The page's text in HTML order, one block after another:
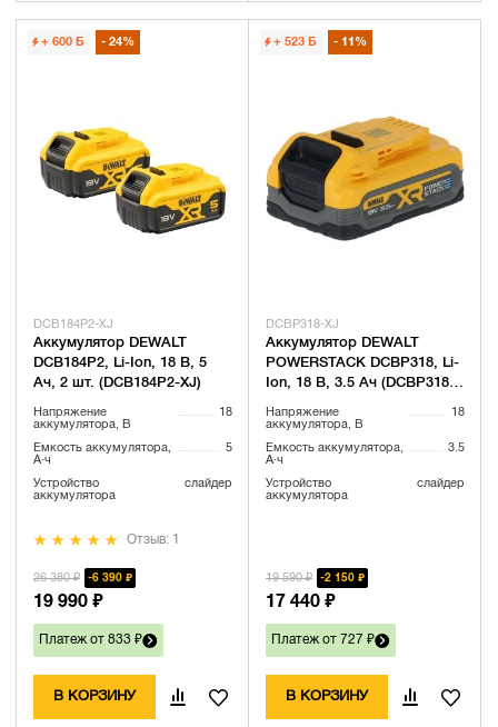
+ 600 Б 24%
DCB184P2-XJ
Аккумулятор DEWALT
DCB184P2, Li-Ion, 18 В, 5
Ач, 2 шт. (DCB184P2-XJ)
Напряжение
аккумулятора, В
18
Емкость аккумулятора,
А·ч
5
Устройство
аккумулятора
слайдер
Отзыв: 1
26 380 ₽ 6 390 ₽
19 990 ₽
Платеж от 833 ₽
В КОРЗИНУ
+ 523 Б 11%
DCBP318-XJ
Аккумулятор DEWALT
POWERSTACK DCBP318, Li-
Ion, 18 В, 3.5 Ач (DCBP318-
Напряжение
аккумулятора, В
18
Емкость аккумулятора,
А·ч
3.5
Устройство
аккумулятора
слайдер
19 590 ₽ 2 150 ₽
17 440 ₽
Платеж от 727 ₽
В КОРЗИНУ